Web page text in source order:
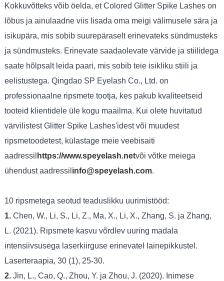
Kokkuvõtteks võib öelda, et Colored Glitter Spike Lashes on
lõbus ja ainulaadne viis lisada oma meigi välimusele sära ja
isikupära, mis sobib suurepäraselt erinevateks sündmusteks
ja sündmusteks. Erinevate saadaolevate värvide ja stiilidega
saate hõlpsalt leida paari, mis sobib teie isikliku stiili ja
eelistustega. Qingdao SP Eyelash Co., Ltd. on
professionaalne ripsmete tootja, kes pakub kvaliteetseid
tooteid klientidele üle kogu maailma. Kui olete huvitatud
värvilistest Glitter Spike Lashes'idest või muudest
ripsmetoodetest, külastage meie veebisaiti
aadressil https://www.speyelash.netvõi võtke meiega
ühendust aadressil info@speyelash.com.
10 ripsmetega seotud teaduslikku uurimistööd:
1. Chen, W., Li, S., Li, Z., Ma, X., Li, X., Zhang, S. ja Zhang,
L. (2021). Ripsmete kasvu võrdlev uuring madala
intensiivsusega laserkiirguse erinevatel lainepikkustel.
Laserteraapia, 30 (1), 25-30.
2. Jin, L., Cao, Q., Zhou, Y. ja Zhou, J. (2020). Inimese